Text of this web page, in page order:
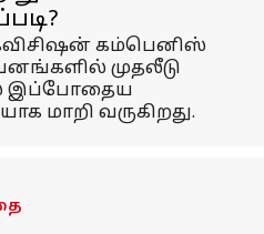
கம்பெனிஸ்
முதலீடு
இப்போதைய
மாறி வருகிறது.